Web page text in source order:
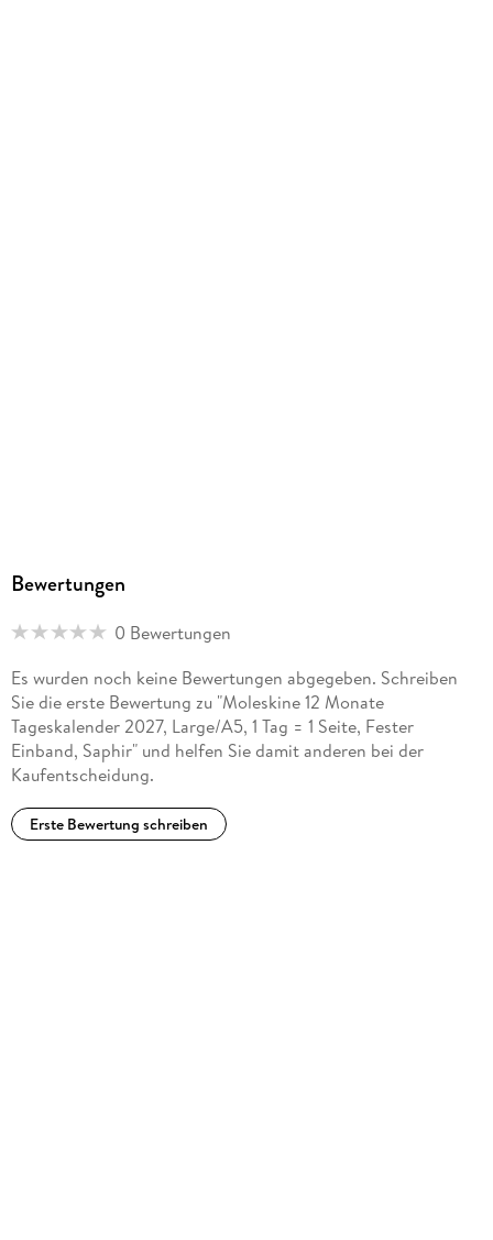
Bewertungen
0 Bewertungen
Es wurden noch keine Bewertungen abgegeben. Schreiben
Sie die erste Bewertung zu "Moleskine 12 Monate
Tageskalender 2027, Large/A5, 1 Tag = 1 Seite, Fester
Einband, Saphir" und helfen Sie damit anderen bei der
Kaufentscheidung.
Erste Bewertung schreiben